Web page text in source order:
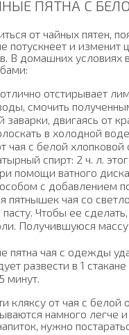
ПЯТНА С
от чайных пятен,
потускнеет и
В домашних условиях
отстирывает
смочить
заварки, двигаясь от
в холодной воде.
чая с белой
спирт: 2 ч. л.
помощи ватного
с добавлением
пятнышек чая со
Чтобы ее
Получившуюся
пятна чая с одежды
развести в 1
минут.
кляксу от чая с
намного легче
нужно